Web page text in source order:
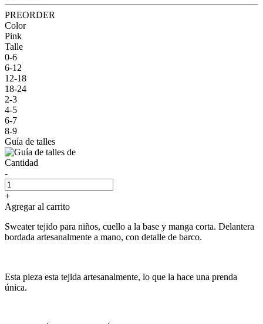
PREORDER
Color
Pink
Talle
0-6
6-12
12-18
18-24
2-3
4-5
6-7
8-9
Guía de talles
Cantidad
-
+
Agregar al carrito
Sweater tejido para niños, cuello a la base y manga corta. Delantera
bordada artesanalmente a mano, con detalle de barco.
Esta pieza esta tejida artesanalmente, lo que la hace una prenda
única.